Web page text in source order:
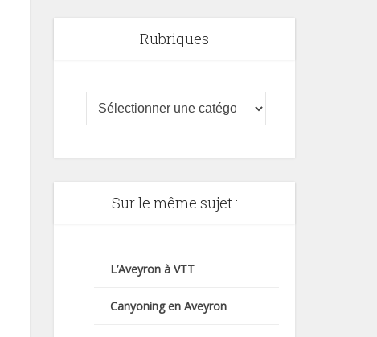
Rubriques
Sur le même sujet :
L’Aveyron à VTT
Canyoning en Aveyron